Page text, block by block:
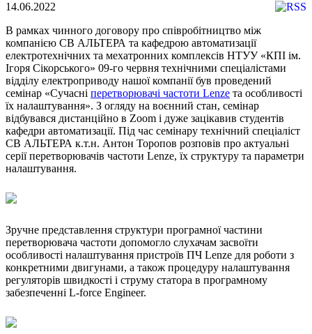
14.06.2022
В рамках чинного договору про співробітництво між
компанією CВ АЛЬТЕРА та кафедрою автоматизації
електротехнічних та мехатронних комплексів НТУУ «КПІ ім.
Ігоря Сікорського» 09-го червня технічними спеціалістами
відділу електроприводу нашої компанії був проведений
семінар «Сучасні перетворювачі частоти Lenze та особливості
їх налаштування». З огляду на воєнний стан, семінар
відбувався дистанційно в Zoom і дуже зацікавив студентів
кафедри автоматизації. Під час семінару технічний спеціаліст
СВ АЛЬТЕРА к.т.н. Антон Торопов розповів про актуальні
серії перетворювачів частоти Lenze, їх структуру та параметри
налаштування.
Зручне представлення структури програмної частини
перетворювача частоти допомогло слухачам засвоїти
особливості налаштування пристроїв ПЧ Lenze для роботи з
конкретними двигунами, а також процедуру налаштування
регуляторів швидкості і струму статора в програмному
забезпеченні L-force Engineer.